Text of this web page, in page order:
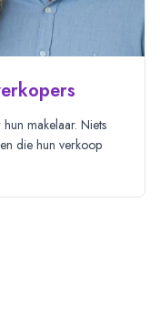
makelaar. Niets
die hun verkoop